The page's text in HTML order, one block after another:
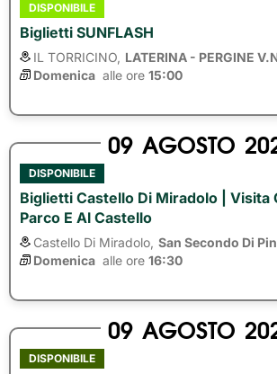
DISPONIBILE
Biglietti SUNFLASH
IL TORRICINO, LATERINA - PERGINE
Domenica alle ore 15:00
09 AGOSTO
DISPONIBILE
Biglietti Castello Di Miradolo | Visita
Parco E Al Castello
Castello Di Miradolo, San Secondo Di
Domenica alle ore 16:30
09 AGOSTO
DISPONIBILE